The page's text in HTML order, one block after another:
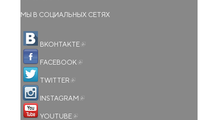
МЫ В СОЦИАЛЬНЫХ СЕТЯХ
ВКОНТАКТЕ
FACEBOOK
TWITTER
INSTAGRAM
YOUTUBE